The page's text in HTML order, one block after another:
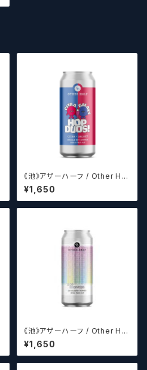
《池》アザーハーフ / Other Hal
f Brewing Hop Duos! - Citr
a + Galaxy 【クラフトビールシ
ザーズ】
¥1,650
《池》アザーハーフ / Other Hal
f Hop Showers 【クラフトビー
ルシザーズ】
¥1,650